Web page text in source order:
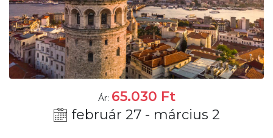
Ár: 65.030 Ft
február 27 - március 2